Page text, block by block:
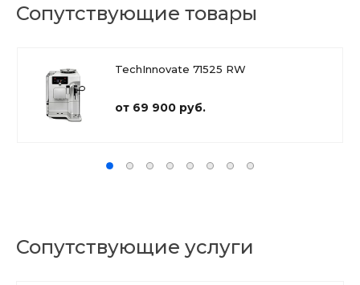
Сопутствующие товары
TechInnovate 71525 RW
от 69 900 руб.
Сопутствующие услуги